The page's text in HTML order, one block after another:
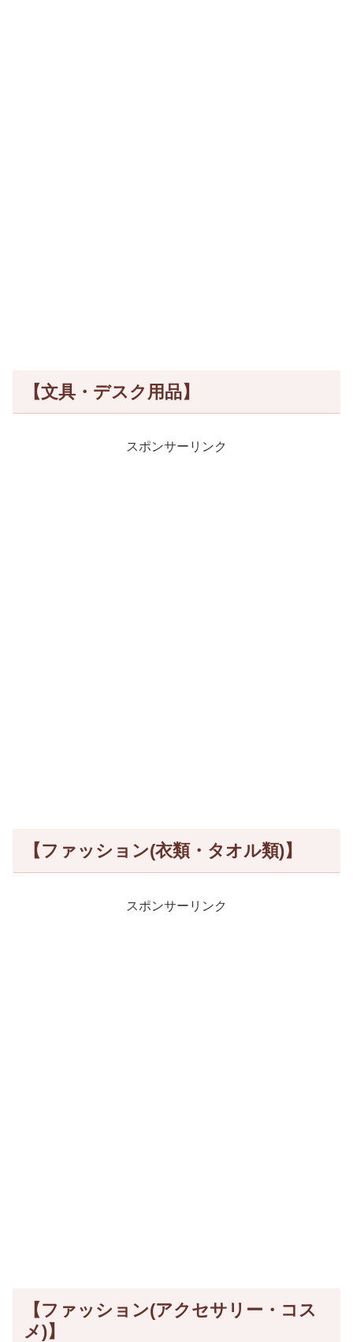
【文具・デスク用品】
スポンサーリンク
【ファッション(衣類・タオル類)】
スポンサーリンク
【ファッション(アクセサリー・コス
メ)】